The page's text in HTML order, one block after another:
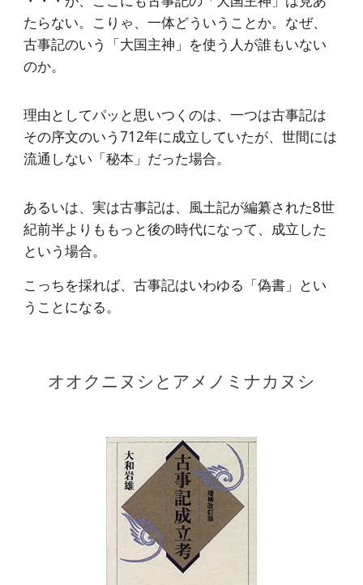
たらない。こりゃ、一体どういうことか。なぜ、
古事記のいう「大国主神」を使う人が誰もいない
のか。
理由としてパッと思いつくのは、一つは古事記は
その序文のいう712年に成立していたが、世間には
流通しない「秘本」だった場合。
あるいは、実は古事記は、風土記が編纂された8世
紀前半よりももっと後の時代になって、成立した
という場合。
こっちを採れば、古事記はいわゆる「偽書」とい
うことになる。
オオクニヌシとアメノミナカヌシ